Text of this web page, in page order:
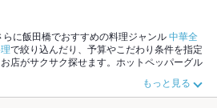
に飯田橋でおすすめの料理ジャンル中華全
で絞り込んだり、予算やこだわり条件を指定
店がサクサク探せます。ホットペッパーグル
など、お店の最新情報をご紹介しているので安
ト予約が使えるお店も拡大中です。友達どう
もっと見る